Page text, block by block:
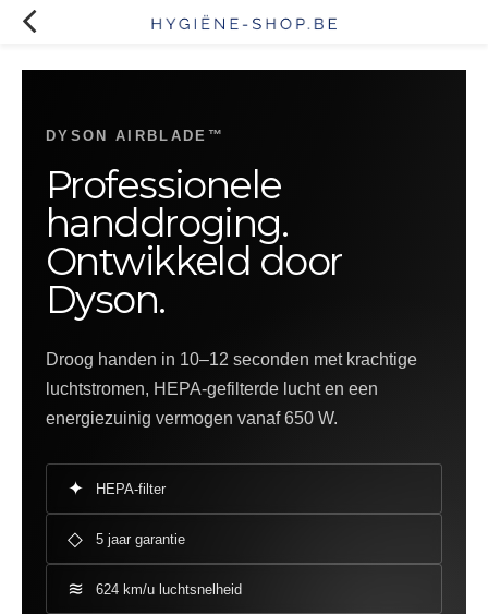
DYSON AIRBLADE™
Professionele
handdroging.
Ontwikkeld door
Dyson.
Droog handen in 10–12 seconden met krachtige
luchtstromen, HEPA-gefilterde lucht en een
energiezuinig vermogen vanaf 650 W.
✦ HEPA-filter
◇ 5 jaar garantie
≋ 624 km/u luchtsnelheid